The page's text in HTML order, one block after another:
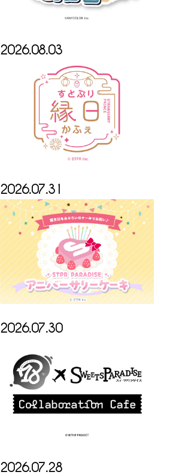
2026.08.03
2026.07.31
2026.07.30
2026.07.28